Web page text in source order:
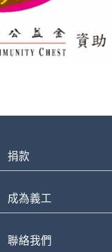
捐款
成為義工
聯絡我們